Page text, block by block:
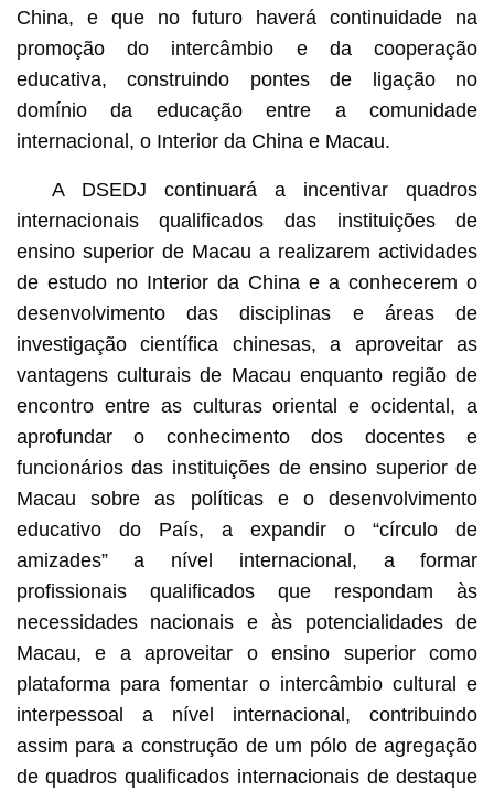
China, e que no futuro haverá continuidade na
promoção do intercâmbio e da cooperação
educativa, construindo pontes de ligação no
domínio da educação entre a comunidade
internacional, o Interior da China e Macau.
A DSEDJ continuará a incentivar quadros
internacionais qualificados das instituições de
ensino superior de Macau a realizarem actividades
de estudo no Interior da China e a conhecerem o
desenvolvimento das disciplinas e áreas de
investigação científica chinesas, a aproveitar as
vantagens culturais de Macau enquanto região de
encontro entre as culturas oriental e ocidental, a
aprofundar o conhecimento dos docentes e
funcionários das instituições de ensino superior de
Macau sobre as políticas e o desenvolvimento
educativo do País, a expandir o “círculo de
amizades” a nível internacional, a formar
profissionais qualificados que respondam às
necessidades nacionais e às potencialidades de
Macau, e a aproveitar o ensino superior como
plataforma para fomentar o intercâmbio cultural e
interpessoal a nível internacional, contribuindo
assim para a construção de um pólo de agregação
de quadros qualificados internacionais de destaque